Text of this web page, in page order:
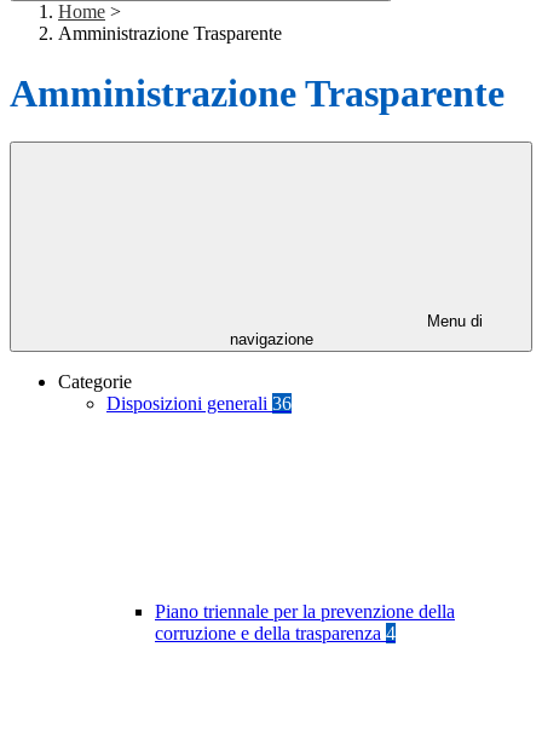
Home >
Amministrazione Trasparente
Amministrazione Trasparente
Menu di
navigazione
Categorie
Disposizioni generali 36
Piano triennale per la prevenzione della
corruzione e della trasparenza 4